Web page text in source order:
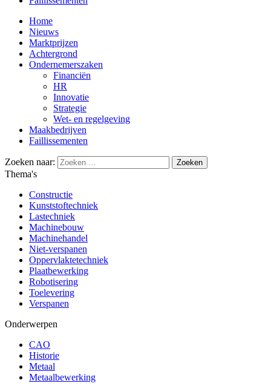
Home
Nieuws
Marktprijzen
Achtergrond
Ondernemerszaken
Financiën
HR
Innovatie
Strategie
Wet- en regelgeving
Maakbedrijven
Faillissementen
Zoeken naar:
Thema's
Constructie
Kunststoftechniek
Lastechniek
Machinebouw
Machinehandel
Niet-verspanen
Oppervlaktetechniek
Plaatbewerking
Robotisering
Toelevering
Verspanen
Onderwerpen
CAO
Historie
Metaal
Metaalbewerking